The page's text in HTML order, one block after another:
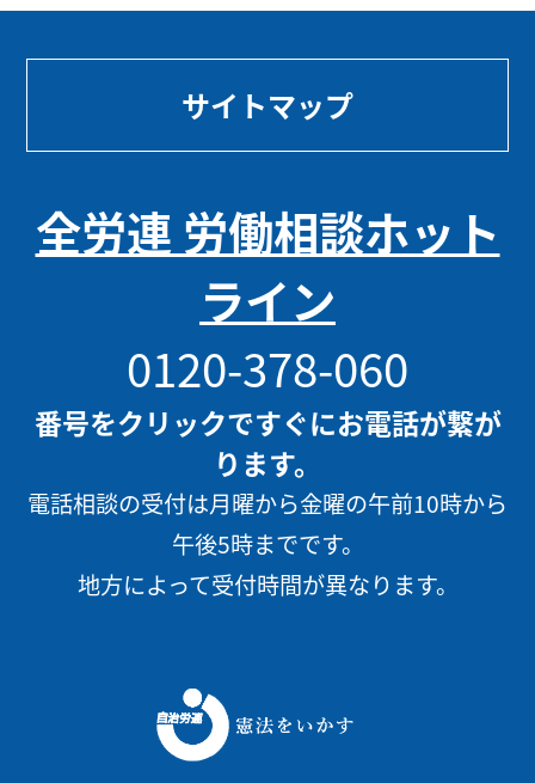
サイトマップ
全労連 労働相談ホット
ライン
0120-378-060
番号をクリックですぐにお電話が繋が
ります。
電話相談の受付は月曜から金曜の午前10時から
午後5時までです。
地方によって受付時間が異なります。